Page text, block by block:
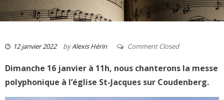
12 janvier 2022 byAlexis Hérin Comment Closed
Dimanche 16 janvier à 11h, nous chanterons la messe
polyphonique à l’église St-Jacques sur Coudenberg.